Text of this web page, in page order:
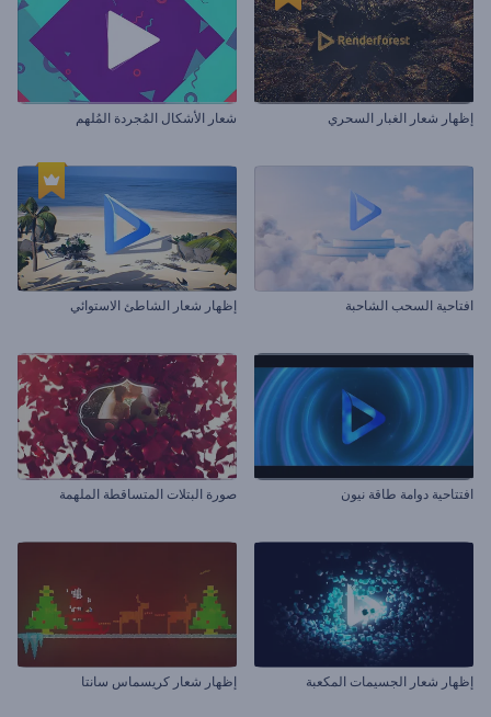
إظهار شعار الغبار السحري شعار الأشكال المُجردة المُلهم
افتاحية السحب الشاحبة إظهار شعار الشاطئ الاستوائي
افتتاحية دوامة طاقة نيون صورة البتلات المتساقطة الملهمة
إظهار شعار الجسيمات المكعبة إظهار شعار كريسماس سانتا